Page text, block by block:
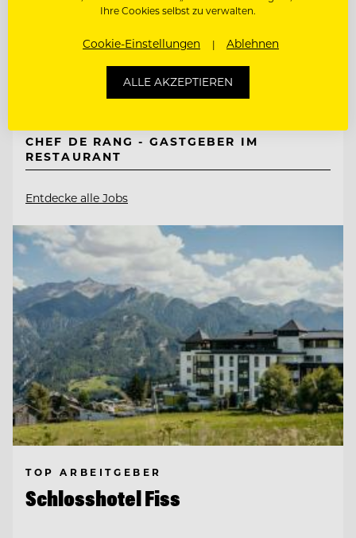
9551 Bodensdorf, Ossiacher See, Österreich
CHEF DE RANG - GASTGEBER IM
RESTAURANT
Entdecke alle Jobs
TOP ARBEITGEBER
Schlosshotel Fiss
Ihre Cookies selbst zu verwalten.
Cookie-Einstellungen Ablehnen
ALLE AKZEPTIEREN